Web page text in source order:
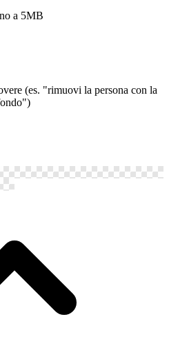
a 5MB
(es. "rimuovi la persona con la